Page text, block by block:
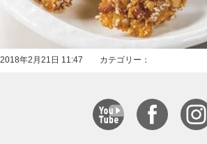
2018年2月21日 11:47 カテゴリー：